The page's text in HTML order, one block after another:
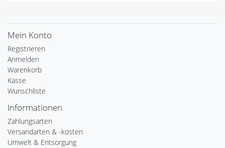
Mein Konto
Registrieren
Anmelden
Warenkorb
Kasse
Wunschliste
Informationen
Zahlungsarten
Versandarten & -kosten
Umwelt & Entsorgung